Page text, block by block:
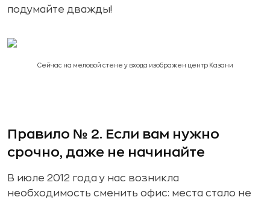
подумайте дважды!
Сейчас на меловой стене у входа изображен центр Казани
Правило № 2. Если вам нужно
срочно, даже не начинайте
В июле 2012 года у нас возникла
необходимость сменить офис: места стало не